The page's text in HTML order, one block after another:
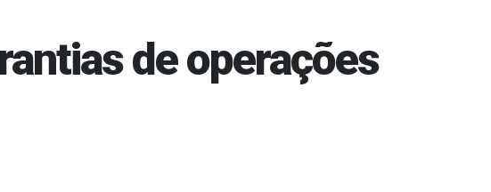
de operações